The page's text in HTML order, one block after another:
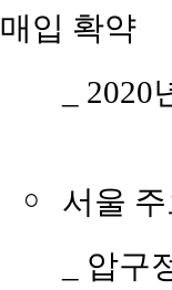
매입 확약
_
￮
서울
_ 압